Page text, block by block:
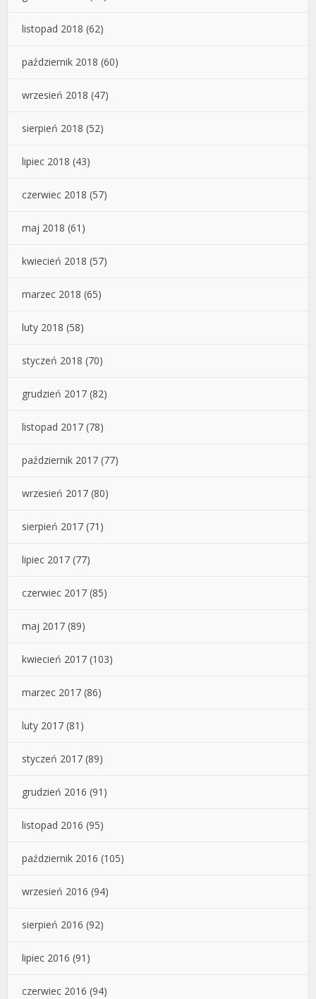
listopad 2018 (62)
październik 2018 (60)
wrzesień 2018 (47)
sierpień 2018 (52)
lipiec 2018 (43)
czerwiec 2018 (57)
maj 2018 (61)
kwiecień 2018 (57)
marzec 2018 (65)
luty 2018 (58)
styczeń 2018 (70)
grudzień 2017 (82)
listopad 2017 (78)
październik 2017 (77)
wrzesień 2017 (80)
sierpień 2017 (71)
lipiec 2017 (77)
czerwiec 2017 (85)
maj 2017 (89)
kwiecień 2017 (103)
marzec 2017 (86)
luty 2017 (81)
styczeń 2017 (89)
grudzień 2016 (91)
listopad 2016 (95)
październik 2016 (105)
wrzesień 2016 (94)
sierpień 2016 (92)
lipiec 2016 (91)
czerwiec 2016 (94)